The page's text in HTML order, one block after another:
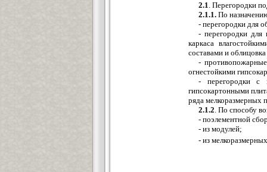
2.1. Перегородки
2.1.1. По
- перегородки для
- перегородки для
каркаса
составами и
-
огнестойкими
- перегородки с
гипсокартонными
ряда мелкоразмерных
2.1.2. По способу
- поэлементной
- из модулей;
- из